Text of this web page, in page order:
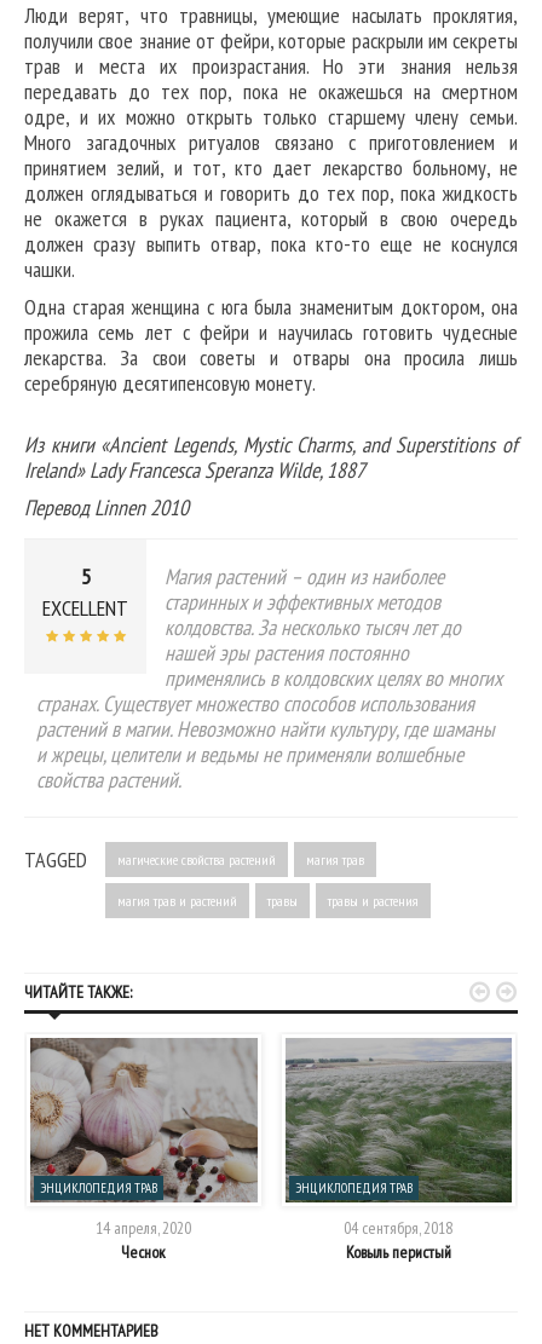
Люди верят, что травницы, умеющие насылать проклятия,
получили свое знание от фейри, которые раскрыли им секреты
трав и места их произрастания. Но эти знания нельзя
передавать до тех пор, пока не окажешься на смертном
одре, и их можно открыть только старшему члену семьи.
Много загадочных ритуалов связано с приготовлением и
принятием зелий, и тот, кто дает лекарство больному, не
должен оглядываться и говорить до тех пор, пока жидкость
не окажется в руках пациента, который в свою очередь
должен сразу выпить отвар, пока кто-то еще не коснулся
чашки.
Одна старая женщина с юга была знаменитым доктором, она
прожила семь лет с фейри и научилась готовить чудесные
лекарства. За свои советы и отвары она просила лишь
серебряную десятипенсовую монету.
Из книги «Ancient Legends, Mystic Charms, and Superstitions of
Ireland» Lady Francesca Speranza Wilde, 1887
Перевод Linnen 2010
5
EXCELLENT
Магия растений – один из наиболее
старинных и эффективных методов
колдовства. За несколько тысяч лет до
нашей эры растения постоянно
применялись в колдовских целях во многих
странах. Существует множество способов использования
растений в магии. Невозможно найти культуру, где шаманы
и жрецы, целители и ведьмы не применяли волшебные
свойства растений.
TAGGED магические свойства растений магия трав
магия трав и растений травы травы и растения
ЧИТАЙТЕ ТАКЖЕ:
ЭНЦИКЛОПЕДИЯ ТРАВ
14 апреля, 2020
Чеснок
ЭНЦИКЛОПЕДИЯ ТРАВ
04 сентября, 2018
Ковыль перистый
 
НЕТ КОММЕНТАРИЕВ